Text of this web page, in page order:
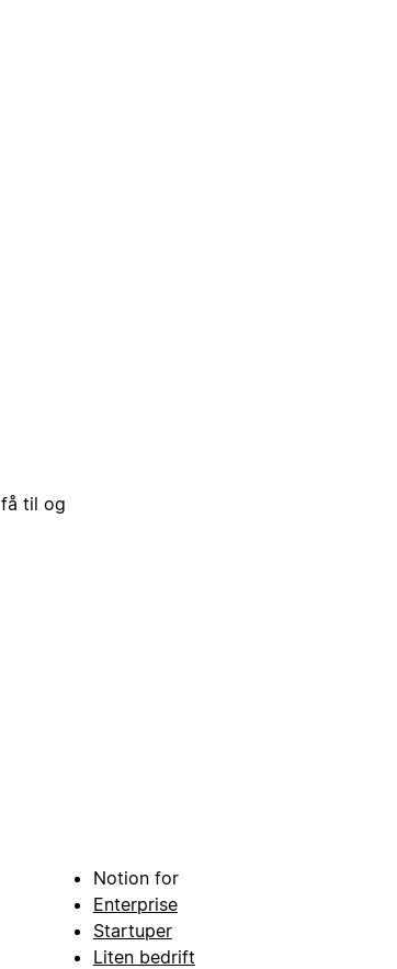
til og
Notion for
Enterprise
Startuper
Liten bedrift